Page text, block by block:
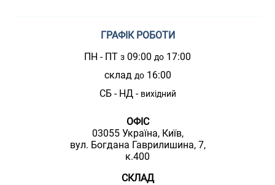
ГРАФІК РОБОТИ
ПН - ПТ з 09:00 до 17:00
склад до16:00
СБ - НД - вихідний
ОФІС
03055 Україна, Київ,
вул. Богдана Гаврилишина, 7,
к.400
СКЛАД